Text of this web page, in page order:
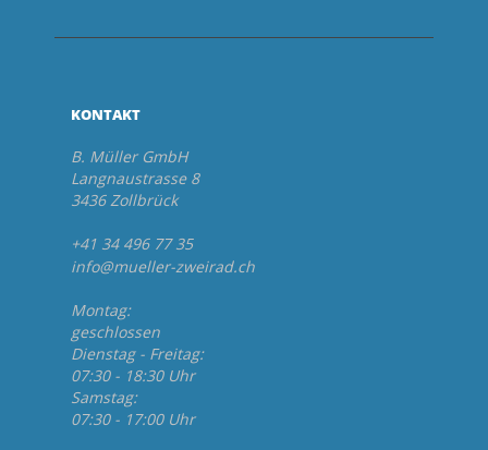
KONTAKT
B. Müller GmbH
Langnaustrasse 8
3436 Zollbrück
+41 34 496 77 35
info@mueller-zweirad.ch
Montag:
geschlossen
Dienstag - Freitag:
07:30 - 18:30 Uhr
Samstag:
07:30 - 17:00 Uhr